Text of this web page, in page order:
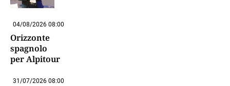
04/08/2026 08:00
Orizzonte
spagnolo
per Alpitour
31/07/2026 08:00